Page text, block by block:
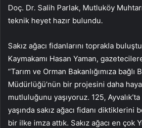
Doç. Dr. Salih Parlak, Mutluköy
teknik heyet hazır bulundu.
Sakız ağacı fidanlarını toprakla
Kaymakamı Hasan Yaman,
“Tarım ve Orman Bakanlığımıza
Müdürlüğü’nün bir projesini daha
mutluluğunu yaşıyoruz. 125,
yaşında sakız ağacı fidanı diktiklerini
bir ilke imza attık. Sakız ağacı en çok